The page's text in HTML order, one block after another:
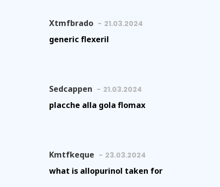
Xtmfbrado 21.03.2024
generic flexeril
Sedcappen 21.03.2024
placche alla gola flomax
Kmtfkeque 23.03.2024
what is allopurinol taken for